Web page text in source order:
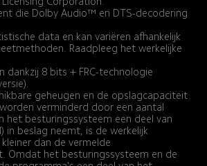
die Dolby Audio™ en DTS-decodering
data en kan variëren afhankelijk
Raadpleeg het werkelijke
dankzij 8 bits + FRC-technologie
geheugen en de opslagcapaciteit
verminderd door een aantal
het besturingssysteem een deel van
in beslag neemt, is de werkelijk
dan de vermelde
Omdat het besturingssysteem en de